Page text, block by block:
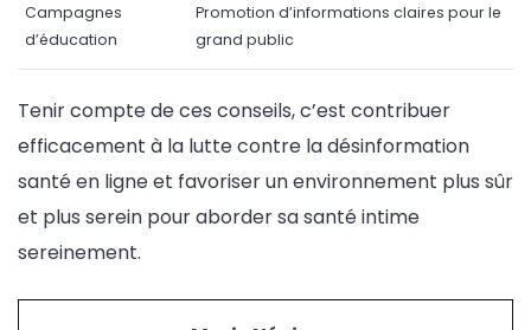
Campagnes
d’éducation
Promotion d’informations claires pour le
grand public
Tenir compte de ces conseils, c’est contribuer
efficacement à la lutte contre la désinformation
santé en ligne et favoriser un environnement plus sûr
et plus serein pour aborder sa santé intime
sereinement.